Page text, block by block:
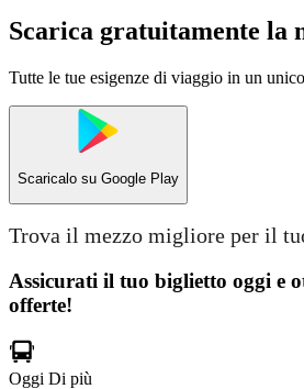
Scarica gratuitamente la
Tutte le tue esigenze di viaggio in un
Scaricalo su Google Play
Trova il mezzo migliore per il
Assicurati il ​​tuo biglietto oggi e
offerte!
Oggi Di più